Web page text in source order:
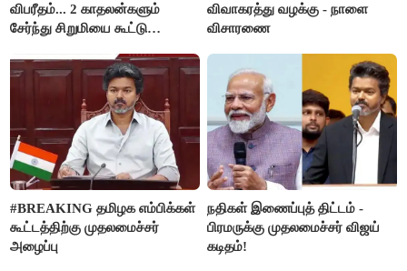
விபரீதம்... 2 காதலன்களும்
சேர்ந்து சிறுமியை கூட்டு
செய்த கொடூரம்
விவாகரத்து வழக்கு - நாளை
விசாரணை
#BREAKING தமிழக எம்பிக்கள்
கூட்டத்திற்கு முதலமைச்சர்
அழைப்பு
நதிகள் இணைப்புத் திட்டம் -
பிரமருக்கு முதலமைச்சர் விஜய்
கடிதம்!